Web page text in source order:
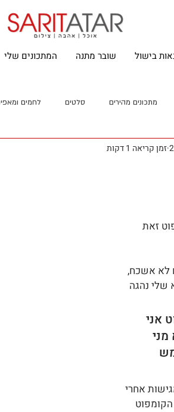
בישול שובר מתנה המתכונים שלי
מתכונים מהירים סלטים לחמים
זמן קריאה 1 דקות
זאת
לא אשכח,
שלי נהגה
אני
אחרי